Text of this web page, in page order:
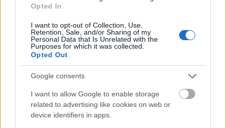
Opted In
I want to opt-out of Collection, Use,
Retention, Sale, and/or Sharing of my
Personal Data that Is Unrelated with the
Purposes for which it was collected.
Opted Out
Google consents
I want to allow Google to enable storage
related to advertising like cookies on web or
device identifiers in apps.
Bangle, 065 Neon Pumps, 066 Berry Beret, 067 Cherry
Cape, 068 Mauve Gloves, 069 Lilac Belt, 070 Plum-
Ajánlott fogyasztói ára: 9990 Ft